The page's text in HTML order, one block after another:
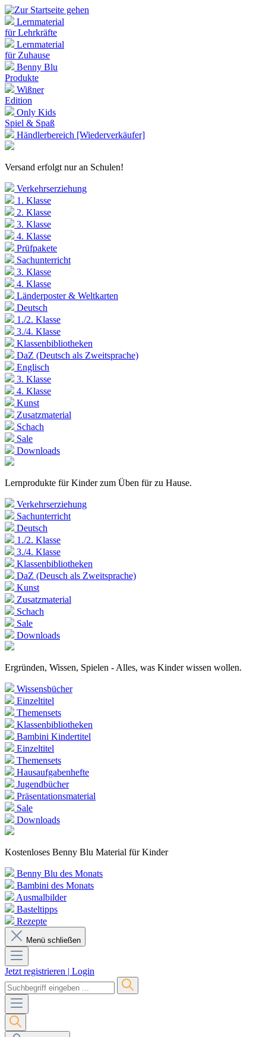
Lernmaterial
für Lehrkräfte
Lernmaterial
für Zuhause
Benny Blu
Produkte
Wißner
Edition
Only Kids
Spiel & Spaß
Händlerbereich [Wiederverkäufer]
Versand erfolgt nur an Schulen!
Verkehrserziehung
1. Klasse
2. Klasse
3. Klasse
4. Klasse
Prüfpakete
Sachunterricht
3. Klasse
4. Klasse
Länderposter & Weltkarten
Deutsch
1./2. Klasse
3./4. Klasse
Klassenbibliotheken
DaZ (Deutsch als Zweitsprache)
Englisch
3. Klasse
4. Klasse
Kunst
Zusatzmaterial
Schach
Sale
Downloads
Lernprodukte für Kinder zum Üben für zu Hause.
Verkehrserziehung
Sachunterricht
Deutsch
1./2. Klasse
3./4. Klasse
Klassenbibliotheken
DaZ (Deusch als Zweitsprache)
Kunst
Zusatzmaterial
Schach
Sale
Downloads
Ergründen, Wissen, Spielen - Alles, was Kinder wissen wollen.
Wissensbücher
Einzeltitel
Themensets
Klassenbibliotheken
Bambini Kindertitel
Einzeltitel
Themensets
Hausaufgabenhefte
Jugendbücher
Präsentationsmaterial
Sale
Downloads
Kostenloses Benny Blu Material für Kinder
Benny Blu des Monats
Bambini des Monats
Ausmalbilder
Basteltipps
Rezepte
Menü schließen
Jetzt registrieren | Login